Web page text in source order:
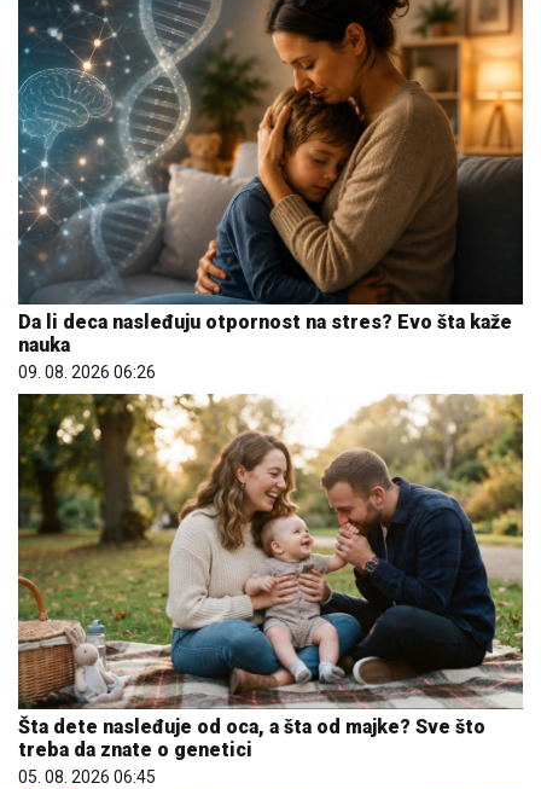
Da li deca nasleđuju otpornost na stres? Evo šta kaže
nauka
09. 08. 2026 06:26
Šta dete nasleđuje od oca, a šta od majke? Sve što
treba da znate o genetici
05. 08. 2026 06:45